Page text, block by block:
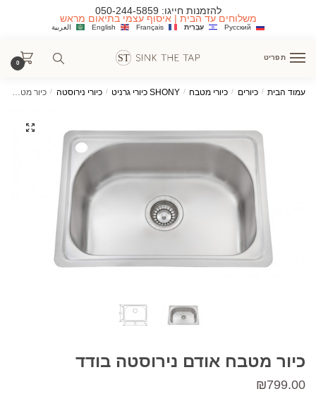
להזמנות חייגו: 050-244-5859
משלוחים עד הבית | איסוף עצמי בתיאום מראש
العربية English Français עִבְרִית Русский
תפריט
0
עמוד הבית / כיורים / כיורי מטבח / SHONY כיורי גרניט / כיורי נירוסטה / כיור מטבח אודם נירוסטה בודד
כיור מטבח אודם נירוסטה בודד
₪799.00